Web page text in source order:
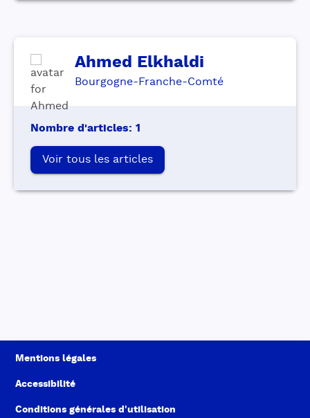
Ahmed Elkhaldi
Bourgogne-Franche-Comté
Nombre d'articles: 1
Voir tous les articles
Mentions légales
Accessibilité
Conditions générales d'utilisation